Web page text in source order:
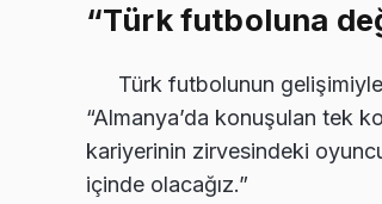
“Türk futboluna
Türk futbolunun
“Almanya’da konuşulan tek
kariyerinin zirvesindeki
içinde olacağız.”